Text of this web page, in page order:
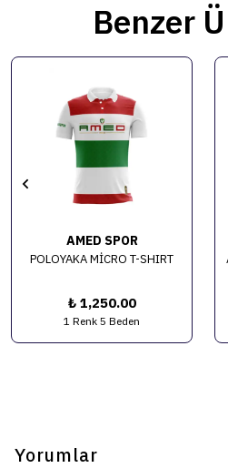
Benzer
AMED SPOR
POLOYAKA MİCRO T-SHIRT
₺ 1,250.00
1 Renk 5 Beden
Yorumlar